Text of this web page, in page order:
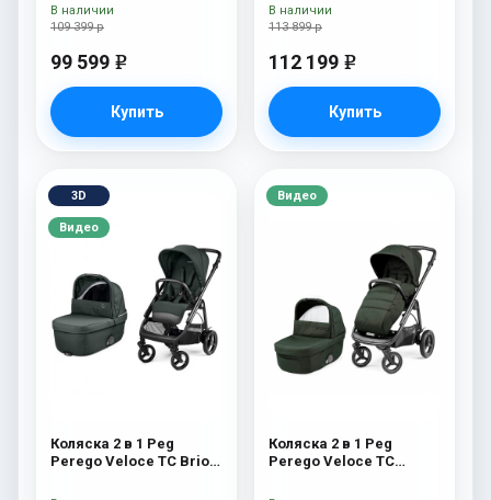
109 399 р
99 599 e
Купить
В наличии
113 899 р
112 199 e
Купить
В наличии
3D
Видео
Коляска 2 в 1 Peg
Perego Veloce TC Brio
Видео
Коляска 2 в 1 Peg
Perego Veloce TC